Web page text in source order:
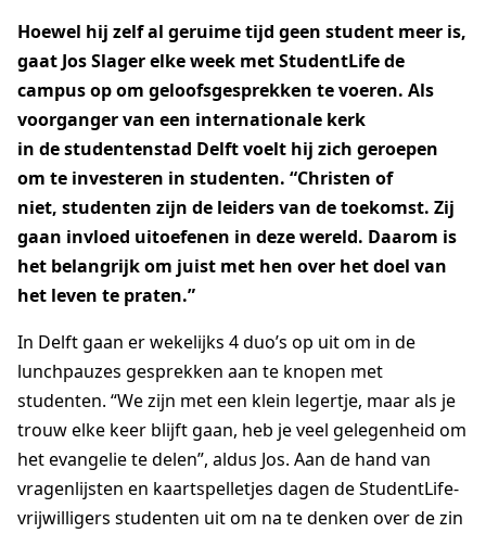
AGAPÈ STUDENTLIFE
FAMILYLIFE
ATHLETES IN ACTION
ER IS HOOP
CHURCH MOVEMENTS
LEADER IMPACT NEXT
Hoewel hij zelf al geruime tijd geen student meer is,
gaat Jos Slager elke week metStudentLifede
campus op om geloofsgesprekken te voeren. Als
voorganger van een internationale kerk
in destudentenstad Delft voelt hij zich geroepen
om te investeren in studenten. “Christen of
niet, studenten zijn de leiders van de toekomst. Zij
gaan invloed uitoefenen in deze wereld. Daarom is
het belangrijk om juist met hen over het doel van
het leven te praten.”
In Delft gaan erwekelijks 4 duo’s op uit om in de
lunchpauzes gesprekken aan te knopen met
studenten. “We zijn met een klein legertje, maar als je
trouw elke keer blijft gaan, heb je veel gelegenheid om
het evangelie te delen”, aldus Jos. Aan de hand van
vragenlijsten en kaartspelletjes dagen deStudentLife-
vrijwilligers studenten uit om na te denken over de zin